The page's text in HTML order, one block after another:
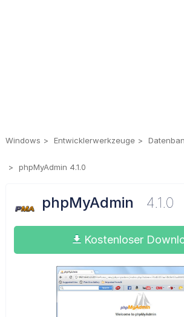
Windows Entwicklerwerkzeuge
phpMyAdmin 4.1.0
phpMyAdmin 4.1.0
Kostenloser